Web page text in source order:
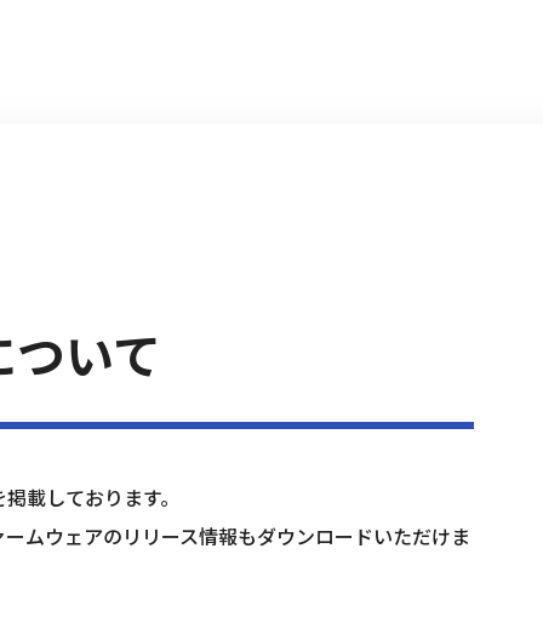
いて
載しております。
ムウェアのリリース情報もダウンロードいただけま